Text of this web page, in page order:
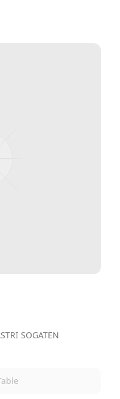
SOGATEN